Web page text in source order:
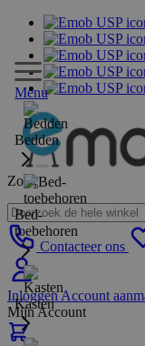
Zoek
Contacteer ons
InloggenAccount
Mijn Account
Menu
Bedden
Bed-
toebehoren
Kasten